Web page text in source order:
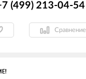
(499) 213-04-54​
Сравнение